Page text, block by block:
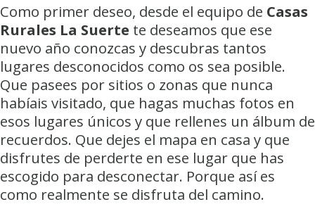
Como primer deseo, desde el equipo de Casas
Rurales La Suerte te deseamos que ese
nuevo año conozcas y descubras tantos
lugares desconocidos como os sea posible.
Que pasees por sitios o zonas que nunca
habíais visitado, que hagas muchas fotos en
esos lugares únicos y que rellenes un álbum de
recuerdos. Que dejes el mapa en casa y que
disfrutes de perderte en ese lugar que has
escogido para desconectar. Porque así es
como realmente se disfruta del camino.